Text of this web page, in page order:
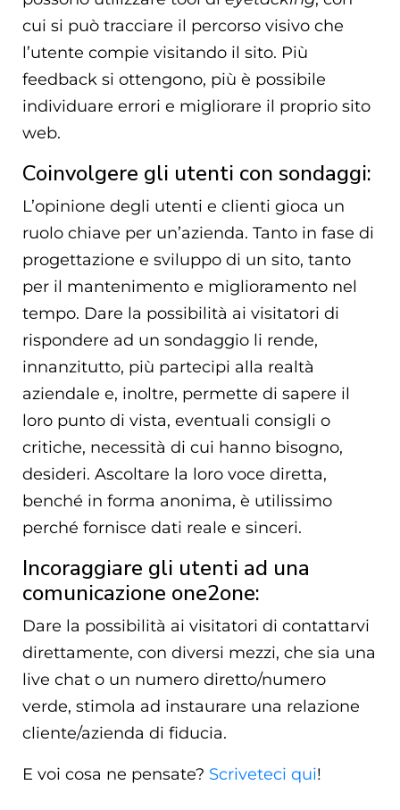
cui si può tracciare il percorso visivo che
l’utente compie visitando il sito. Più
feedback si ottengono, più è possibile
individuare errori e migliorare il proprio sito
web.
Coinvolgere gli utenti con sondaggi:
L’opinione degli utenti e clienti gioca un
ruolo chiave per un’azienda. Tanto in fase di
progettazione e sviluppo di un sito, tanto
per il mantenimento e miglioramento nel
tempo. Dare la possibilità ai visitatori di
rispondere ad un sondaggio li rende,
innanzitutto, più partecipi alla realtà
aziendale e, inoltre, permette di sapere il
loro punto di vista, eventuali consigli o
critiche, necessità di cui hanno bisogno,
desideri. Ascoltare la loro voce diretta,
benché in forma anonima, è utilissimo
perché fornisce dati reale e sinceri.
Incoraggiare gli utenti ad una
comunicazione one2one:
Dare la possibilità ai visitatori di contattarvi
direttamente, con diversi mezzi, che sia una
live chat o un numero diretto/numero
verde, stimola ad instaurare una relazione
cliente/azienda di fiducia.
E voi cosa ne pensate? Scriveteci qui!